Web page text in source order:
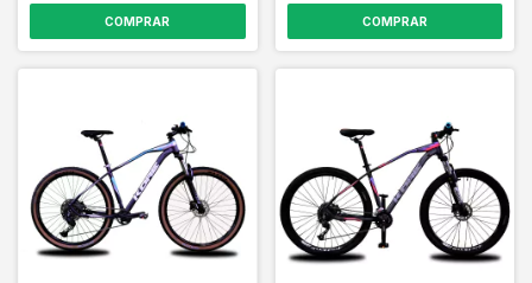
COMPRAR COMPRAR